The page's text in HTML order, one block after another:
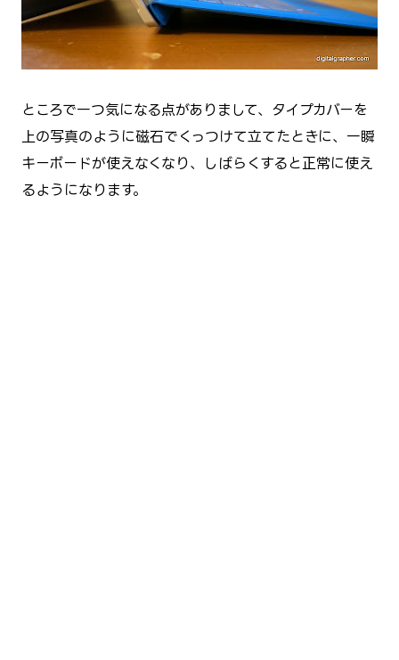
ところで一つ気になる点がありまして、タイプカバーを
上の写真のように磁石でくっつけて立てたときに、一瞬
キーボードが使えなくなり、しばらくすると正常に使え
るようになります。